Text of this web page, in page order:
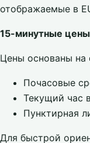
отображаемые в
15-минутные
Цены основаны на
Почасовые
Текущий час
Пунктирная
Для быстрой